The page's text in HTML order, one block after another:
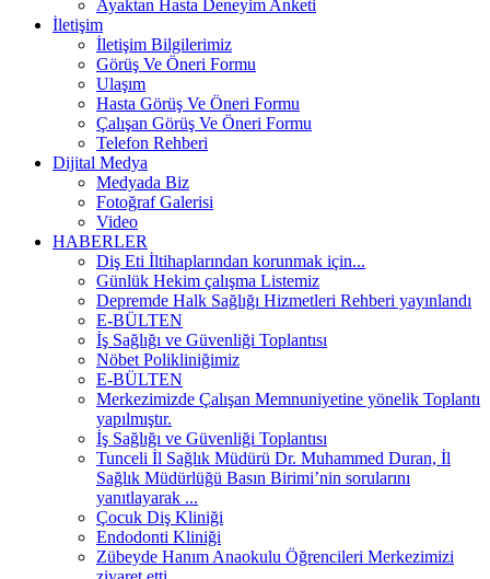
Ayaktan Hasta Deneyim Anketi
İletişim
İletişim Bilgilerimiz
Görüş Ve Öneri Formu
Ulaşım
Hasta Görüş Ve Öneri Formu
Çalışan Görüş Ve Öneri Formu
Telefon Rehberi
Dijital Medya
Medyada Biz
Fotoğraf Galerisi
Video
HABERLER
Diş Eti İltihaplarından korunmak için...
Günlük Hekim çalışma Listemiz
Depremde Halk Sağlığı Hizmetleri Rehberi yayınlandı
E-BÜLTEN
İş Sağlığı ve Güvenliği Toplantısı
Nöbet Polikliniğimiz
E-BÜLTEN
Merkezimizde Çalışan Memnuniyetine yönelik Toplantı
yapılmıştır.
İş Sağlığı ve Güvenliği Toplantısı
Tunceli İl Sağlık Müdürü Dr. Muhammed Duran, İl
Sağlık Müdürlüğü Basın Birimi’nin sorularını
yanıtlayarak ...
Çocuk Diş Kliniği
Endodonti Kliniği
Zübeyde Hanım Anaokulu Öğrencileri Merkezimizi